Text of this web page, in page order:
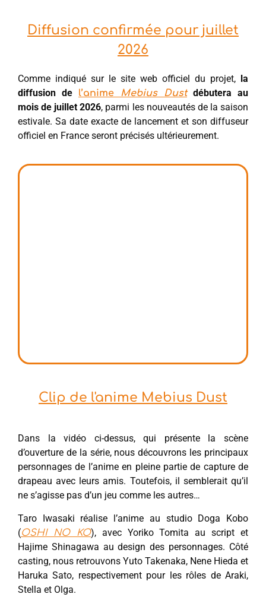
Diffusion confirmée pour juillet
2026
Comme indiqué sur le site web officiel du projet,
la
diffusion de l’anime Mebius Dustdébutera au
mois de juillet 2026, parmi les nouveautés de la saison
estivale. Sa date exacte de lancement et son diffuseur
officiel en France seront précisés ultérieurement.
Clip de l'anime Mebius Dust
Dans la vidéo ci-dessus, qui présente la scène
d’ouverture de la série, nous découvrons les principaux
personnages de l’anime en pleine partie de capture de
drapeau avec leurs amis. Toutefois, il semblerait qu’il
ne s’agisse pas d’un jeu comme les autres…
Taro Iwasaki réalise l’anime au studio Doga Kobo
(OSHI NO KO), avec Yoriko Tomita au script et
Hajime Shinagawa au design des personnages. Côté
casting, nous retrouvons Yuto Takenaka, Nene Hieda et
Haruka Sato, respectivement pour les rôles de Araki,
Stella et Olga.